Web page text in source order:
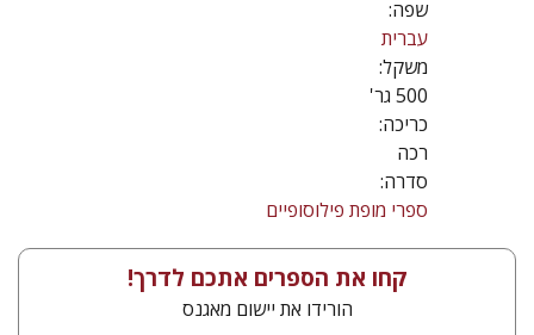
שפה:
עברית
משקל:
500 גר'
כריכה:
רכה
סדרה:
ספרי מופת פילוסופיים
קחו את הספרים אתכם לדרך!
הורידו את יישום מאגנס